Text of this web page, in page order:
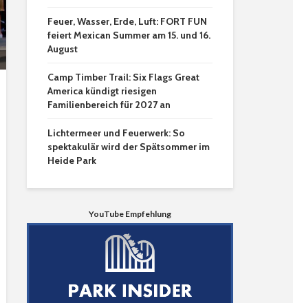
Feuer, Wasser, Erde, Luft: FORT FUN
feiert Mexican Summer am 15. und 16.
August
Camp Timber Trail: Six Flags Great
America kündigt riesigen
Familienbereich für 2027 an
Lichtermeer und Feuerwerk: So
spektakulär wird der Spätsommer im
Heide Park
YouTube Empfehlung